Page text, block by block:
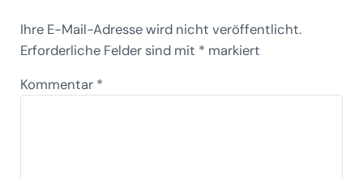
Ihre E-Mail-Adresse wird nicht veröffentlicht.
Erforderliche Felder sind mit * markiert
Kommentar *